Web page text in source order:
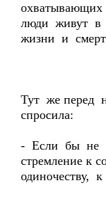
люди живут в
жизни и
Тут же перед
спросила:
- Если бы не
стремление к
одиночеству,